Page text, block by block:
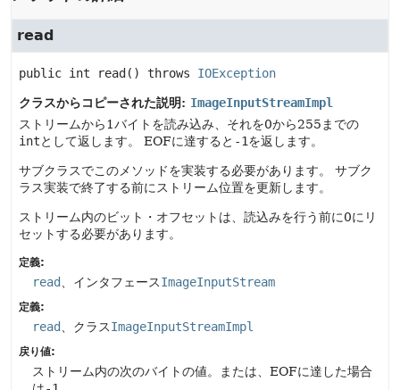
read
public int read () throws IOException
クラスからコピーされた説明: ImageInputStreamImpl
ストリームから1バイトを読み込み、それを0から255までの
intとして返します。 EOFに達すると -1を返します。
サブクラスでこのメソッドを実装する必要があります。
サブク
ラス実装で終了する前にストリーム位置を更新します。
ストリーム内のビット・オフセットは、読込みを行う前に0にリ
セットする必要があります。
定義:
read 、インタフェースImageInputStream
定義:
read 、クラスImageInputStreamImpl
戻り値:
ストリーム内の次のバイトの値。または、EOFに達した場合